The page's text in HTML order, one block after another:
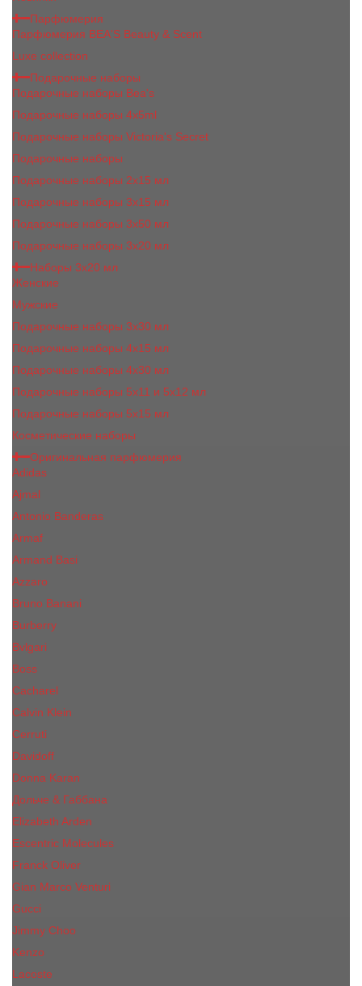
Парфюмерия
Парфюмерия BEA'S Beauty & Scent
Luxe collection
Подарочные наборы
Подарочные наборы Bea's
Подарочные наборы 4х5ml
Подарочные наборы Victoria's Secret
Подарочные наборы
Подарочные наборы 2x15 мл
Подарочные наборы 3х15 мл
Подарочные наборы 3x50 мл
Подарочные наборы 3x20 мл
Наборы 3х20 мл
Женские
Мужские
Подарочные наборы 3х30 мл
Подарочные наборы 4x15 мл
Подарочные наборы 4x30 мл
Подарочные наборы 5x11 и 5х12 мл
Подарочные наборы 5x15 мл
Косметические наборы
Оригинальная парфюмерия
Adidas
Ajmal
Antonio Banderas
Armaf
Armand Basi
Azzaro
Bruno Banani
Burberry
Bvlgari
Boss
Cacharel
Calvin Klein
Cerruti
Davidoff
Donna Karan
Дольче & Габбана
Elizabeth Arden
Escentric Molecules
Franck Oliver
Gian Marco Venturi
Gucci
Jimmy Choo
Kenzo
Lacoste